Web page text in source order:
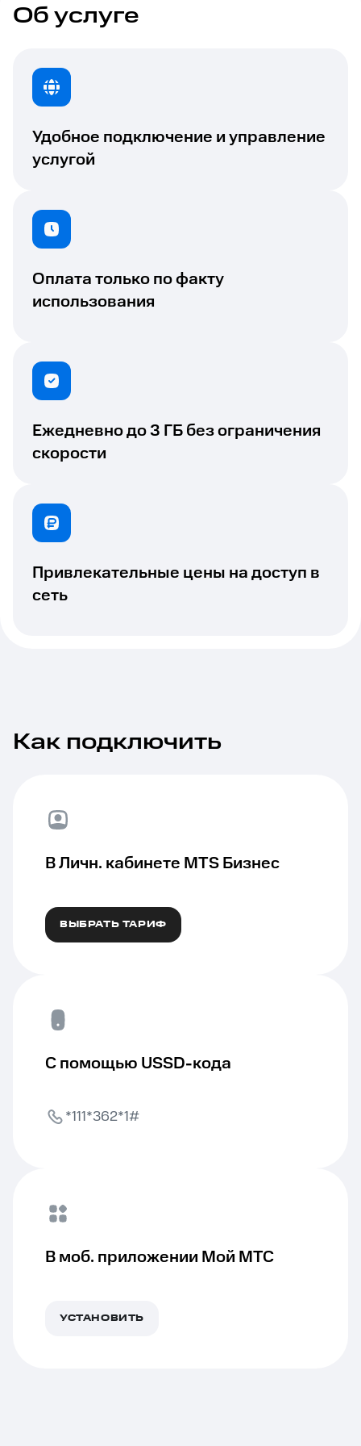
Об услуге
Удобное подключение и управление
услугой
Оплата только по факту
использования
Ежедневно до 3 ГБ без ограничения
скорости
Привлекательные цены на доступ в
сеть
Как подключить
В Личн. кабинете MTS Бизнес
ВЫБРАТЬ ТАРИФ
С помощью USSD-кода
*111*362*1#
В моб. приложении Мой МТС
УСТАНОВИТЬ